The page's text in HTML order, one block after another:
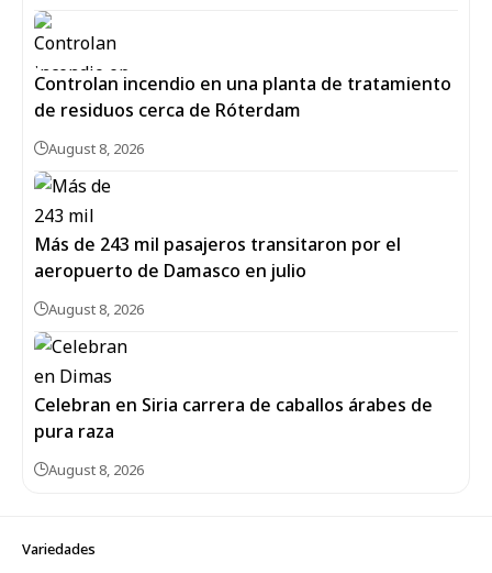
Controlan incendio en una planta de tratamiento
de residuos cerca de Róterdam
August 8, 2026
Más de 243 mil pasajeros transitaron por el
aeropuerto de Damasco en julio
August 8, 2026
Celebran en Siria carrera de caballos árabes de
pura raza
August 8, 2026
Variedades